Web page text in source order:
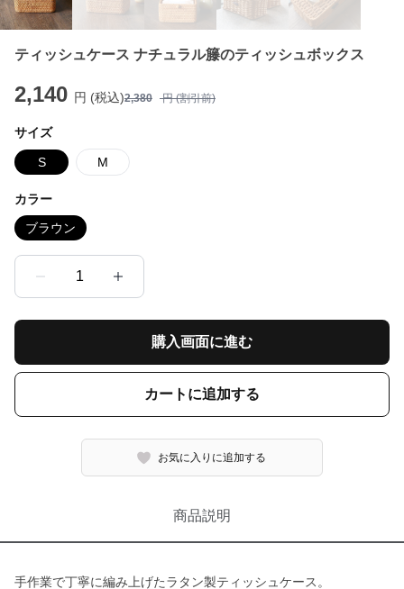
ティッシュケース ナチュラル籐のティッシュボックス
2,140 円 (税込)2,380 円 (割引前)
サイズ
S M
カラー
ブラウン
1
購入画面に進む
カートに追加する
お気に入りに追加する
商品説明
手作業で丁寧に編み上げたラタン製ティッシュケース。